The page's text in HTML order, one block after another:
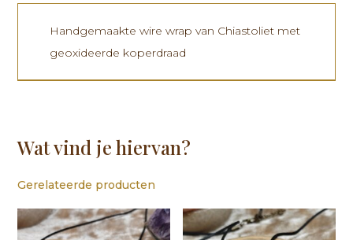
Handgemaakte wire wrap van Chiastoliet met
geoxideerde koperdraad
Wat vind je hiervan?
Gerelateerde producten